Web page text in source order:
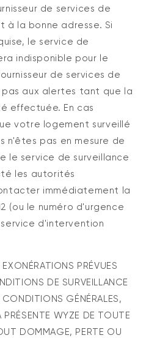
de services de
à la bonne adresse. Si
le service de
indisponible pour le
de services de
aux alertes tant que la
effectuée. En cas
votre logement surveillé
n'êtes pas en mesure de
le service de surveillance
les autorités
immédiatement la
(ou le numéro d'urgence
d'intervention
PRÉVUES
DE SURVEILLANCE
GÉNÉRALES,
WYZE DE TOUTE
DOMMAGE, PERTE OU